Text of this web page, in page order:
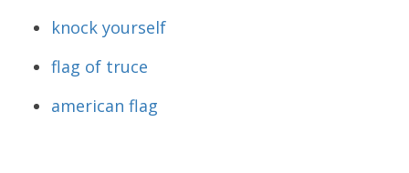
knock yourself
flag of truce
american flag